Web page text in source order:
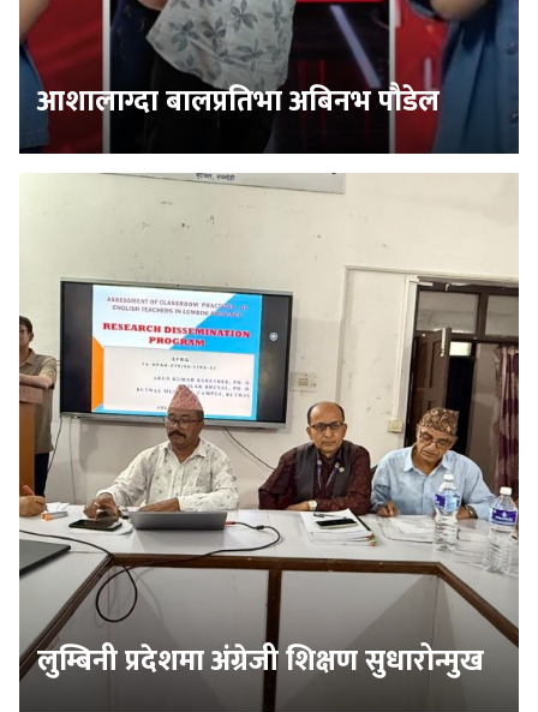
आशालाग्दा बालप्रतिभा अबिनभ पौडेल
लुम्बिनी प्रदेशमा अंग्रेजी शिक्षण सुधारोन्मुख